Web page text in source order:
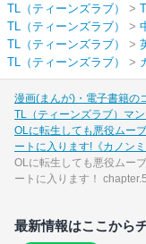
TL（ティーンズラブ） >
TL（ティーンズラブ）
>
TL（ティーンズラブ）
>
TL（ティーンズラブ）
>
漫画(まんが)・電子書籍の
TL（ティーンズラブ）マ
OLに転生しても悪役ムー
ートに入ります!《カノンミ
OLに転生しても悪役ムー
ートに入ります！
最新情報はここから